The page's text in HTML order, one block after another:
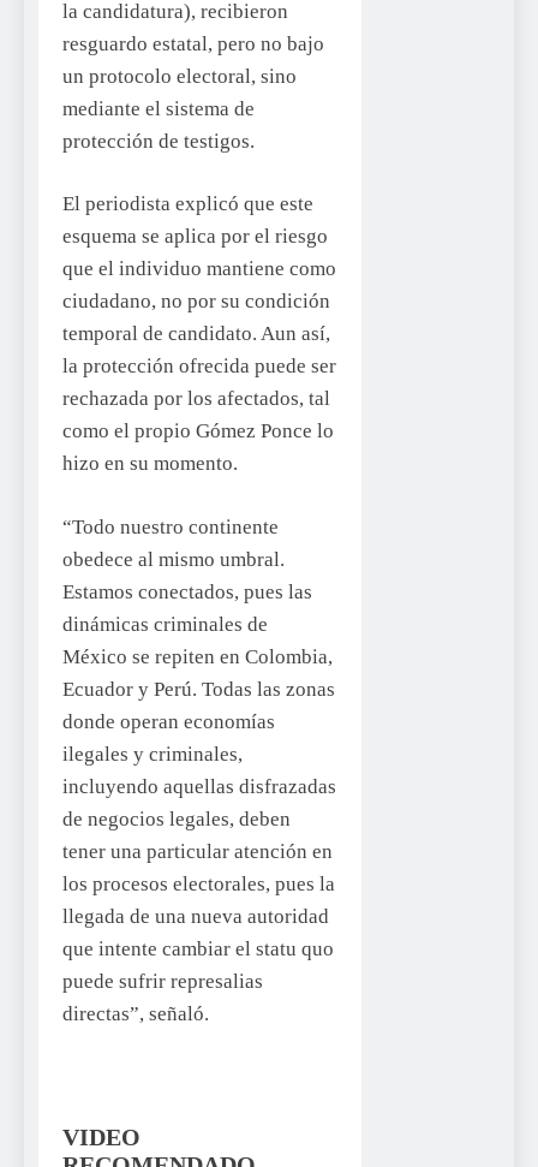
la candidatura), recibieron
resguardo estatal, pero no bajo
un protocolo electoral, sino
mediante el sistema de
protección de testigos.
El periodista explicó que este
esquema se aplica por el riesgo
que el individuo mantiene como
ciudadano, no por su condición
temporal de candidato. Aun así,
la protección ofrecida puede ser
rechazada por los afectados, tal
como el propio Gómez Ponce lo
hizo en su momento.
“Todo nuestro continente
obedece al mismo umbral.
Estamos conectados, pues las
dinámicas criminales de
México se repiten en Colombia,
Ecuador y Perú. Todas las zonas
donde operan economías
ilegales y criminales,
incluyendo aquellas disfrazadas
de negocios legales, deben
tener una particular atención en
los procesos electorales, pues la
llegada de una nueva autoridad
que intente cambiar el statu quo
puede sufrir represalias
directas”, señaló.
VIDEO